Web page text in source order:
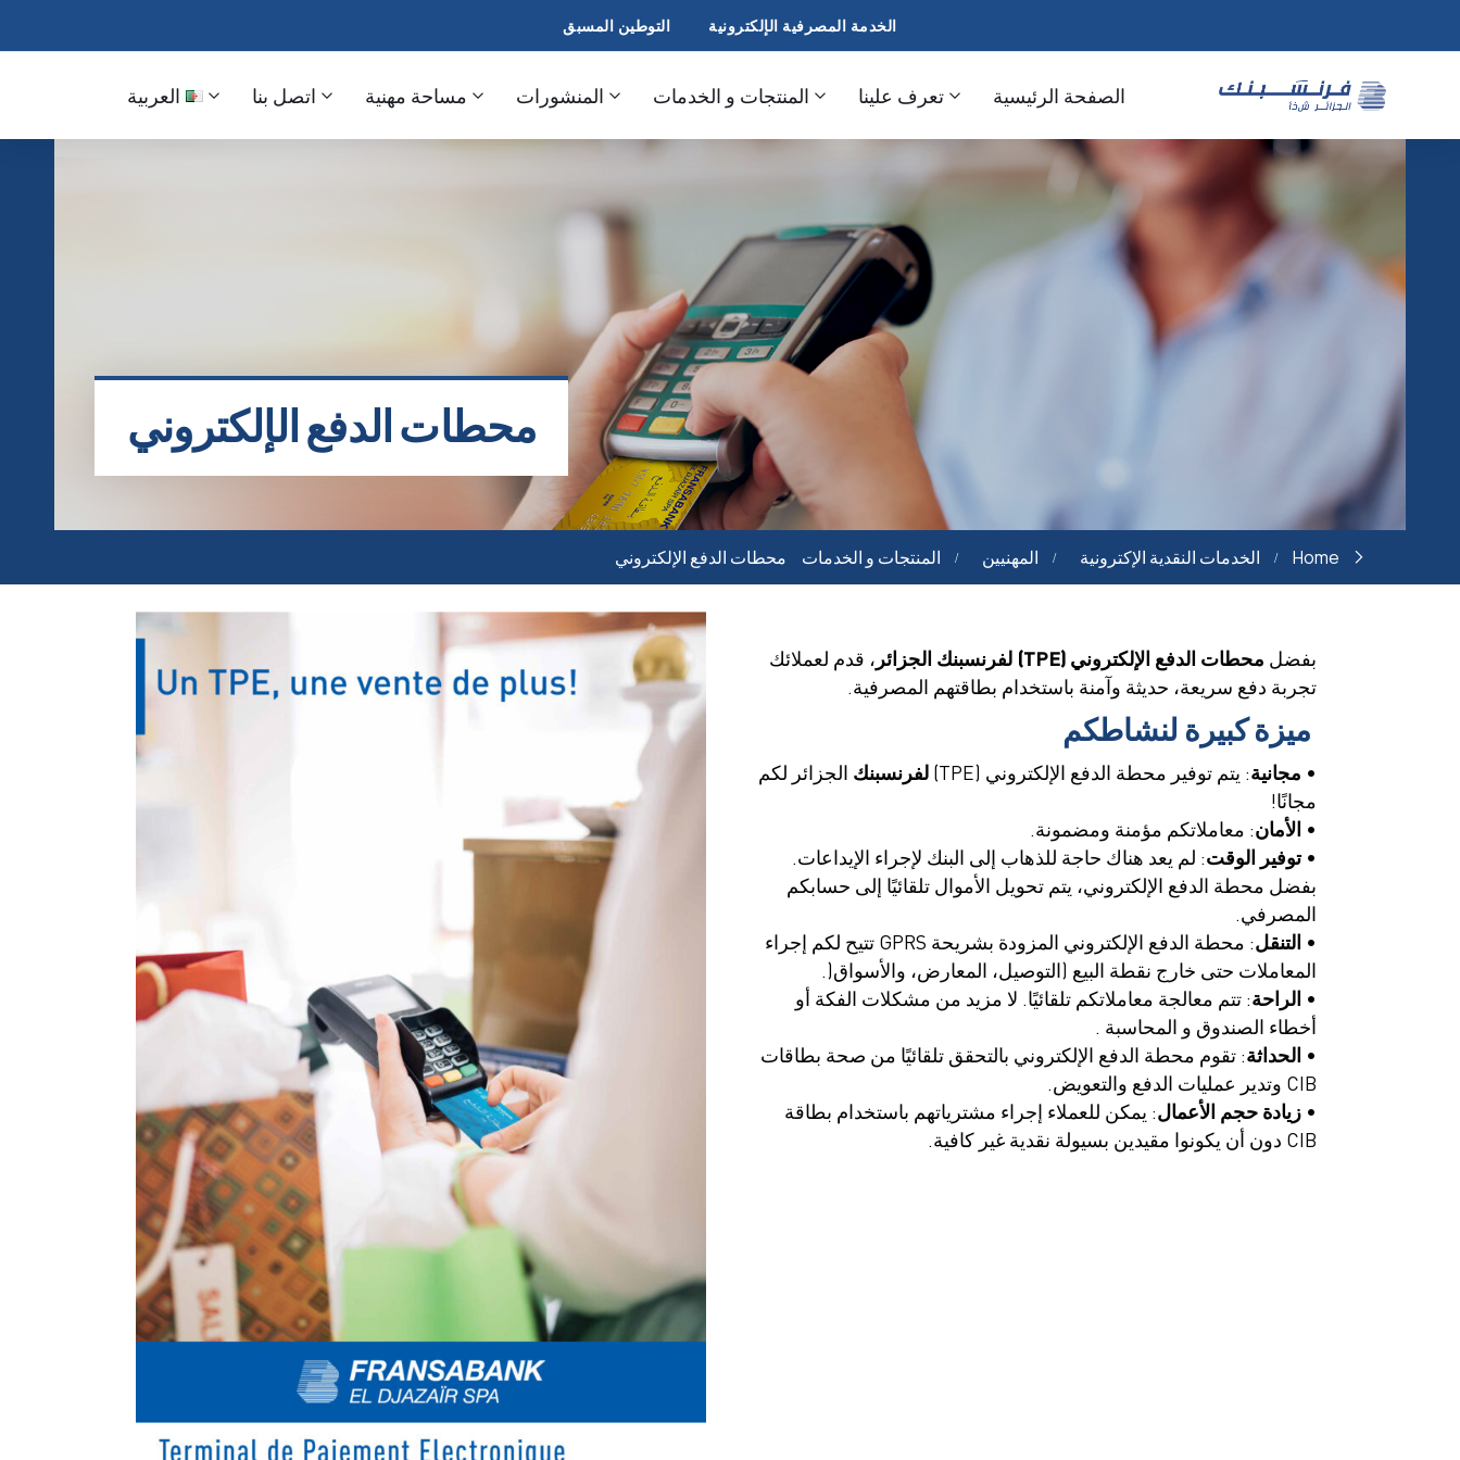
التوطين المسبق الخدمة المصرفية الإلكترونية
الصفحة الرئيسية تعرف علينا المنتجات و الخدمات المنشورات مساحة مهنية اتصل بنا العربية
محطات الدفع الإلكتروني
Home الخدمات النقدية الإكترونية المهنيين المنتجات و الخدمات محطات الدفع الإلكتروني
بفضل محطات الدفع الإلكتروني (TPE) لفرنسبنك الجزائر ، قدم لعملائك
تجربة دفع سريعة، حديثة وآمنة باستخدام بطاقتهم المصرفية.
ميزة كبيرة لنشاطكم
• مجانية: يتم توفير محطة الدفع الإلكتروني (TPE) لفرنسبنك الجزائر لكم
مجانًا!
• الأمان: معاملاتكم مؤمنة ومضمونة.
•توفير الوقت: لم يعد هناك حاجة للذهاب إلى البنك لإجراء الإيداعات.
بفضل محطة الدفع الإلكتروني، يتم تحويل الأموال تلقائيًا إلى حسابكم
المصرفي.
• التنقل
: محطة الدفع الإلكتروني المزودة بشريحة GPRS تتيح لكم إجراء
المعاملات حتى خارج نقطة البيع (التوصيل، المعارض، والأسواق(.
• الراحة: تتم معالجة معاملاتكم تلقائيًا. لا مزيد من مشكلات الفكة أو
أخطاء الصندوق و المحاسبة .
• الحداثة: تقوم محطة الدفع الإلكتروني بالتحقق تلقائيًا من صحة بطاقات
CIB وتدير عمليات الدفع والتعويض.
• زيادة حجم الأعمال: يمكن للعملاء إجراء مشترياتهم باستخدام بطاقة
CIB دون أن يكونوا مقيدين بسيولة نقدية غير كافية.